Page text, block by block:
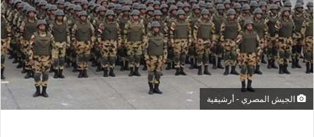
الجيش المصري - أرشيفية